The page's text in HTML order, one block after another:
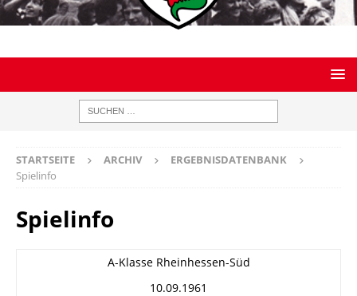
STARTSEITE ARCHIV
ERGEBNISDATENBANK
Spielinfo
Spielinfo
A-Klasse Rheinhessen-Süd
10.09.1961